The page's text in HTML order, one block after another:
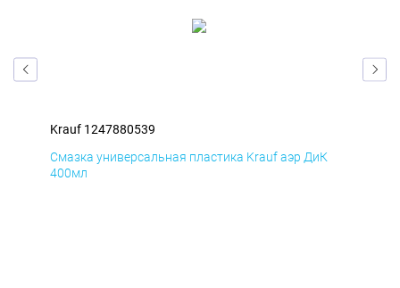
Krauf 1247880539
Смазка универсальная пластика Krauf аэр ДиК
400мл